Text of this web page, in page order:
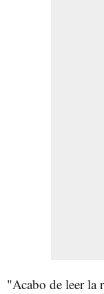
"Acabo de leer la